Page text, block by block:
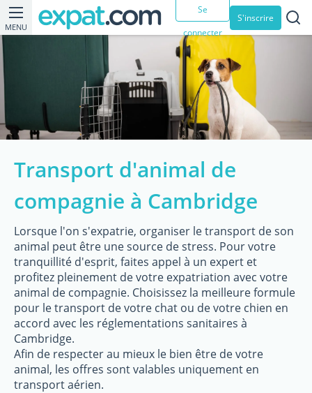
MENU
Se
connecter
S'inscrire
Transport d'animal de
compagnie à Cambridge
Lorsque l'on s'expatrie, organiser le transport de son
animal peut être une source de stress. Pour votre
tranquillité d'esprit, faites appel à un expert et
profitez pleinement de votre expatriation avec votre
animal de compagnie. Choisissez la meilleure formule
pour le transport de votre chat ou de votre chien en
accord avec les réglementations sanitaires à
Cambridge.
Afin de respecter au mieux le bien être de votre
animal, les offres sont valables uniquement en
transport aérien.